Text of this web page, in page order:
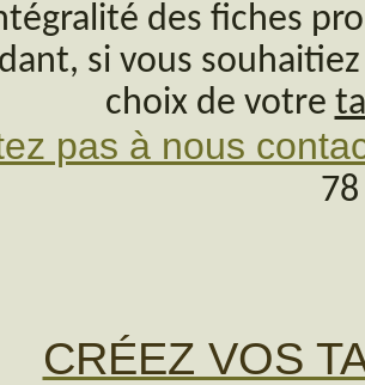
des fiches
si vous
choix de votre
pas à nous
CRÉEZ VOS